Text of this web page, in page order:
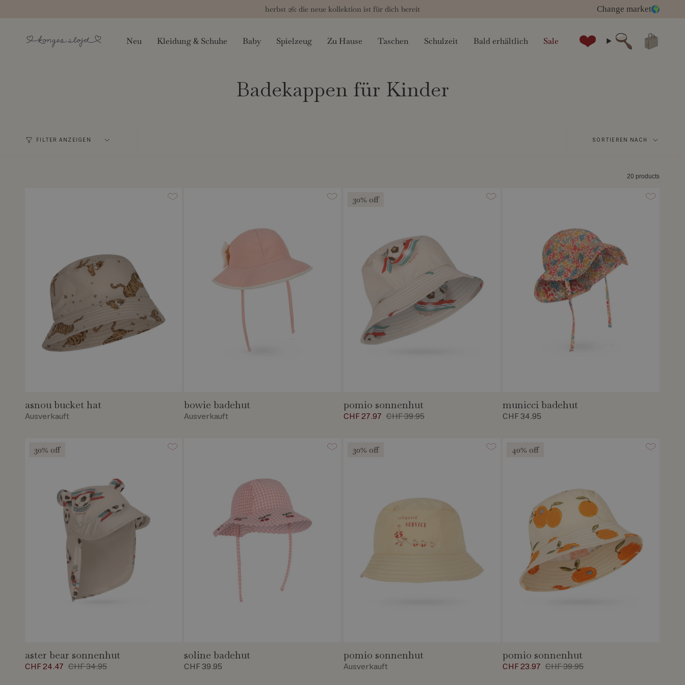
springen
herbst 26: die neue kollektion ist für dich bereit Change market
Neu Kleidung & Schuhe Baby Spielzeug Zu Hause Taschen Schulzeit Bald erhältlich Sale Suche
Badekappen für Kinder
FILTER ANZEIGEN
Sortieren
SORTIEREN NACH
20 products
asnou bucket hat
Ausverkauft
bowie badehut
Ausverkauft
30% off
pomio sonnenhut
CHF 27.97 CHF 39.95
municci badehut
CHF 34.95
30% off
aster bear sonnenhut
CHF 24.47 CHF 34.95
soline badehut
CHF 39.95
30% off
pomio sonnenhut
Ausverkauft
40% off
pomio sonnenhut
CHF 23.97 CHF 39.95